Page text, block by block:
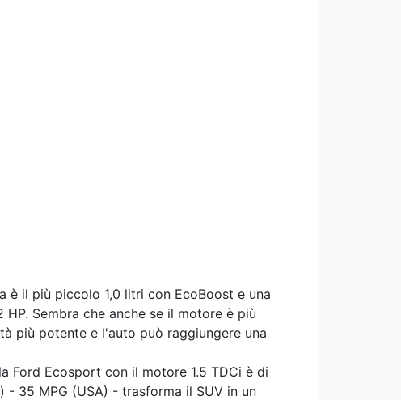
è il più piccolo 1,0 litri con EcoBoost e una
Sembra che anche se il motore è più
più potente e l'auto può raggiungere una
Ford Ecosport con il motore 1.5 TDCi è di
35 MPG (USA) - trasforma il SUV in un